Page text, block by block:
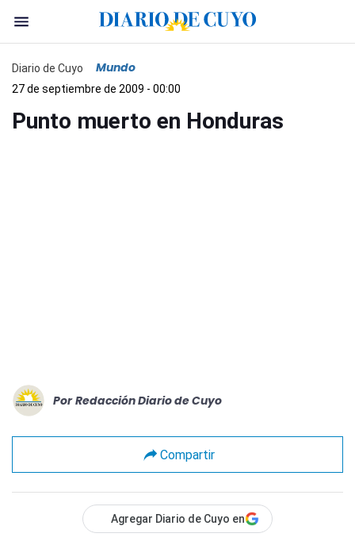
Diario de Cuyo Mundo
27 de septiembre de 2009 - 00:00
Punto muerto en Honduras
Por Redacción Diario de Cuyo
Compartir
Agregar Diario de Cuyo en